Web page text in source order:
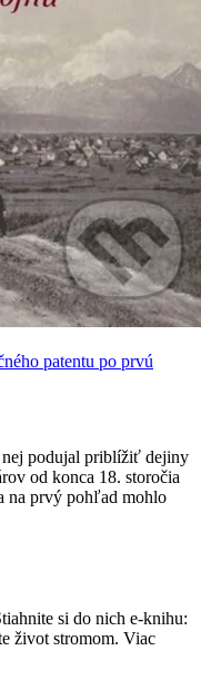
patentu po prvú
nej podujal priblížiť dejiny
od konca 18. storočia
na prvý pohľad mohlo
si do nich e-knihu:
život stromom. Viac